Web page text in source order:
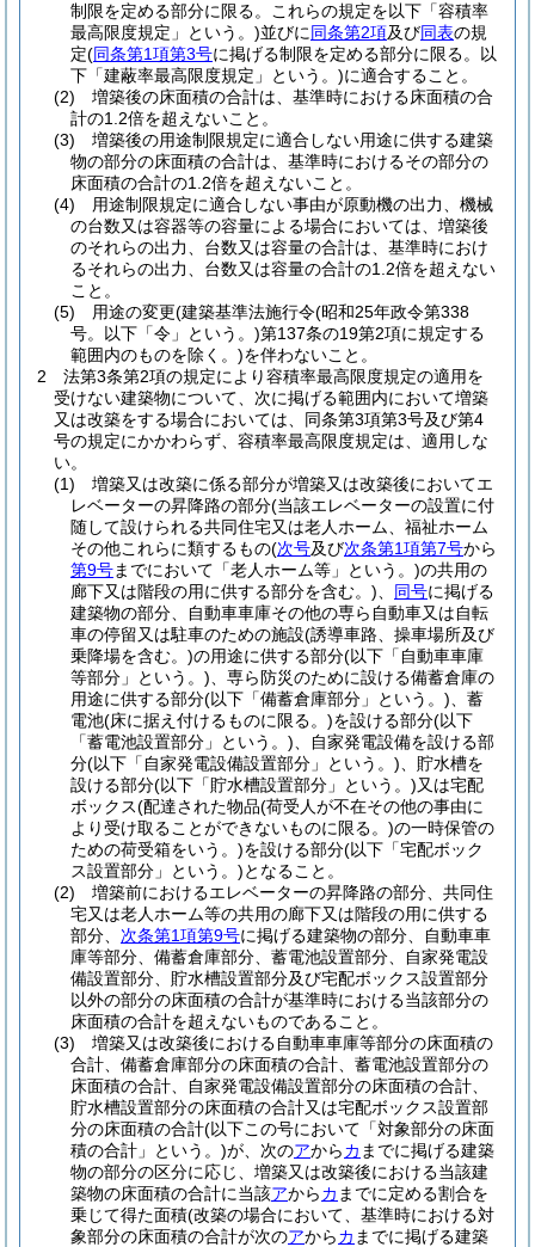
制限を定める部分に限る。これらの規定を以下「容積率
最高限度規定」という。)並びに同条第2項及び同表の規
定(同条第1項第3号に掲げる制限を定める部分に限る。以
下「建蔽率最高限度規定」という。)に適合すること。
(2)
増築後の床面積の合計は、基準時における床面積の合
計の1.2倍を超えないこと。
(3)
増築後の用途制限規定に適合しない用途に供する建築
物の部分の床面積の合計は、基準時におけるその部分の
床面積の合計の1.2倍を超えないこと。
(4)
用途制限規定に適合しない事由が原動機の出力、機械
の台数又は容器等の容量による場合においては、増築後
のそれらの出力、台数又は容量の合計は、基準時におけ
るそれらの出力、台数又は容量の合計の1.2倍を超えない
こと。
(5)
用途の変更(建築基準法施行令(昭和25年政令第338
号。以下「令」という。)第137条の19第2項に規定する
範囲内のものを除く。)を伴わないこと。
2
法第3条第2項の規定により容積率最高限度規定の適用を
受けない建築物について、次に掲げる範囲内において増築
又は改築をする場合においては、同条第3項第3号及び第4
号の規定にかかわらず、容積率最高限度規定は、適用しな
い。
(1)
増築又は改築に係る部分が増築又は改築後においてエ
レベーターの昇降路の部分(当該エレベーターの設置に付
随して設けられる共同住宅又は老人ホーム、福祉ホーム
その他これらに類するもの(次号及び次条第1項第7号から
第9号までにおいて「老人ホーム等」という。)の共用の
廊下又は階段の用に供する部分を含む。)
同号に掲げる
建築物の部分、自動車車庫その他の専ら自動車又は自転
車の停留又は駐車のための施設(誘導車路、操車場所及び
乗降場を含む。)の用途に供する部分(以下「自動車車庫
等部分」という。) 、専ら防災のために設ける備蓄倉庫の
用途に供する部分(以下「備蓄倉庫部分」という。) 、蓄
電池(床に据え付けるものに限る。)を設ける部分(以下
「蓄電池設置部分」という。) 、自家発電設備を設ける部
分(以下「自家発電設備設置部分」という。) 、貯水槽を
設ける部分(以下「貯水槽設置部分」という。)又は宅配
ボックス(配達された物品(荷受人が不在その他の事由に
より受け取ることができないものに限る。)の一時保管の
ための荷受箱をいう。)を設ける部分(以下「宅配ボック
ス設置部分」という。)となること。
(2)
増築前におけるエレベーターの昇降路の部分、共同住
宅又は老人ホーム等の共用の廊下又は階段の用に供する
部分、 次条第1項第9号に掲げる建築物の部分、自動車車
庫等部分、備蓄倉庫部分、蓄電池設置部分、自家発電設
備設置部分、貯水槽設置部分及び宅配ボックス設置部分
以外の部分の床面積の合計が基準時における当該部分の
床面積の合計を超えないものであること。
(3)
増築又は改築後における自動車車庫等部分の床面積の
合計、備蓄倉庫部分の床面積の合計、蓄電池設置部分の
床面積の合計、自家発電設備設置部分の床面積の合計、
貯水槽設置部分の床面積の合計又は宅配ボックス設置部
分の床面積の合計(以下この号において「対象部分の床面
積の合計」という。)が、次のアからカ までに掲げる建築
物の部分の区分に応じ、増築又は改築後における当該建
築物の床面積の合計に当該アからカ までに定める割合を
乗じて得た面積(改築の場合において、基準時における対
象部分の床面積の合計が次のアからカ までに掲げる建築